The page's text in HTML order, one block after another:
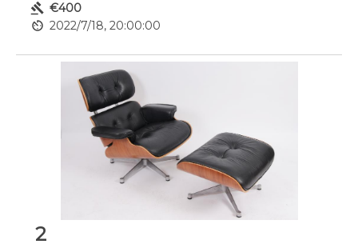
gavel €400
av_timer 2022/7/18, 20:00:00
2